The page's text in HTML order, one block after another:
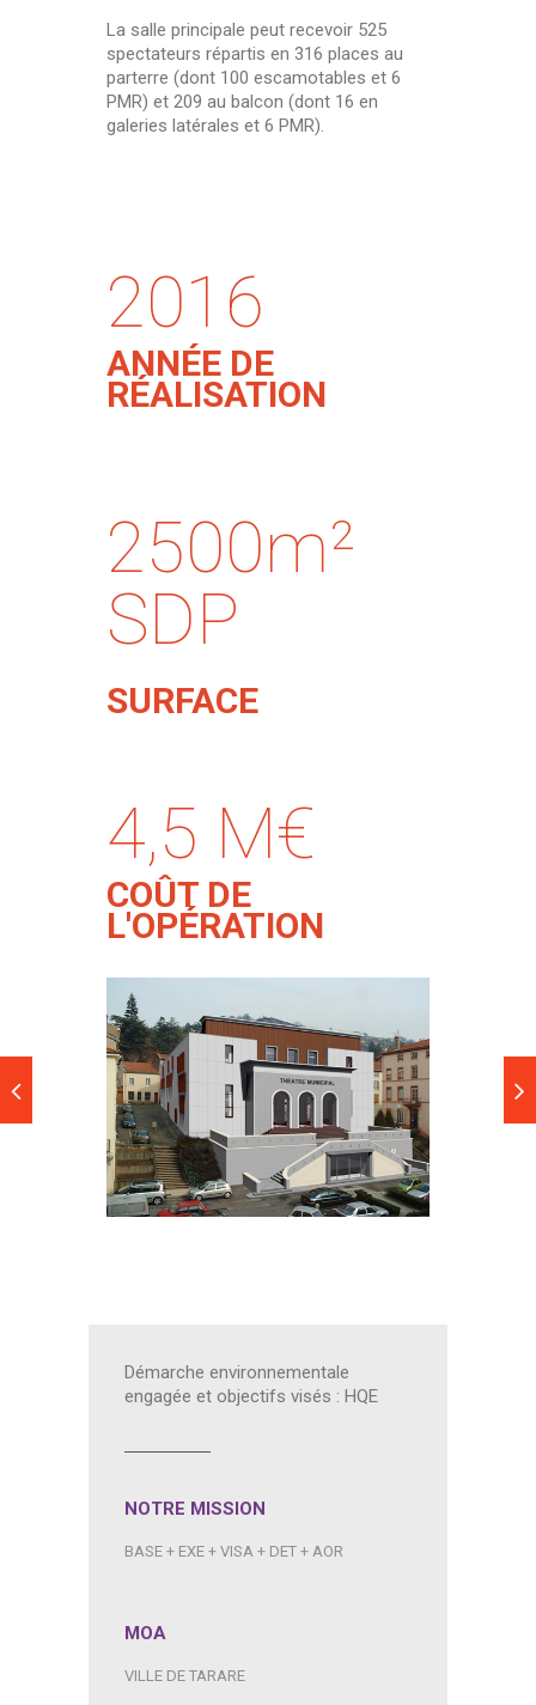
La salle principale peut recevoir 525
spectateurs répartis en 316 places au
parterre (dont 100 escamotables et 6
PMR) et 209 au balcon (dont 16 en
galeries latérales et 6 PMR).
2016
ANNÉE DE
RÉALISATION
2500m²
SDP
SURFACE
4,5 M€
COÛT DE
L'OPÉRATION
Démarche environnementale
engagée et objectifs visés : HQE
NOTRE MISSION
BASE + EXE + VISA + DET + AOR
MOA
VILLE DE TARARE